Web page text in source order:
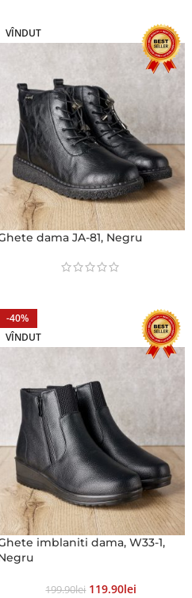
VÎNDUT
dama JA-81, Negru
-40%
VÎNDUT
imblaniti dama, W33-1,
199.90Lei 119.90Lei